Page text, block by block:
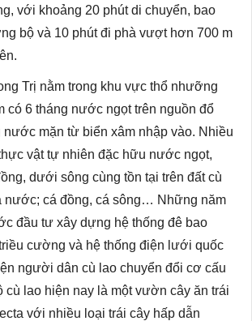
với khoảng 20 phút di chuyển, bao
bộ và 10 phút đi phà vượt hơn 700 m
Trị nằm trong khu vực thổ nhưỡng
có 6 tháng nước ngọt trên nguồn đổ
nước mặn từ biển xâm nhập vào. Nhiều
vật tự nhiên đặc hữu nước ngọt,
dưới sông cùng tồn tại trên đất cù
nước; cá đồng, cá sông… Những năm
đầu tư xây dựng hệ thống đê bao
cường và hệ thống điện lưới quốc
người dân cù lao chuyển đổi cơ cấu
cù lao hiện nay là một vườn cây ăn trái
với nhiều loại trái cây hấp dẫn